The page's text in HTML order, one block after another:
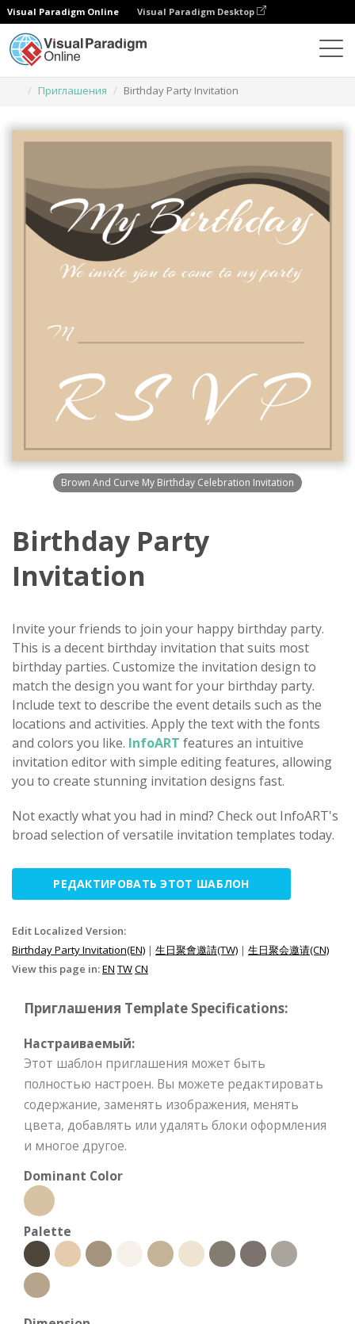
Visual Paradigm Online Visual Paradigm Desktop
Приглашения
Birthday Party Invitation
Brown And Curve My Birthday Celebration Invitation
Birthday Party
Invitation
Invite your friends to join your happy birthday party.
This is a decent birthday invitation that suits most
birthday parties. Customize the invitation design to
match the design you want for your birthday party.
Include text to describe the event details such as the
locations and activities. Apply the text with the fonts
and colors you like. InfoART features an intuitive
invitation editor with simple editing features, allowing
you to create stunning invitation designs fast.
Not exactly what you had in mind? Check out InfoART's
broad selection of versatile invitation templates today.
РЕДАКТИРОВАТЬ ЭТОТ ШАБЛОН
Edit Localized Version:
Birthday Party Invitation(EN) | 生日聚會邀請(TW) | 生日聚会邀请(CN)
View this page in:EN TWCN
Приглашения Template Specifications:
Настраиваемый:
Этот шаблон приглашения может быть
полностью настроен. Вы можете редактировать
содержание, заменять изображения, менять
цвета, добавлять или удалять блоки оформления
и многое другое.
Dominant Color
Palette